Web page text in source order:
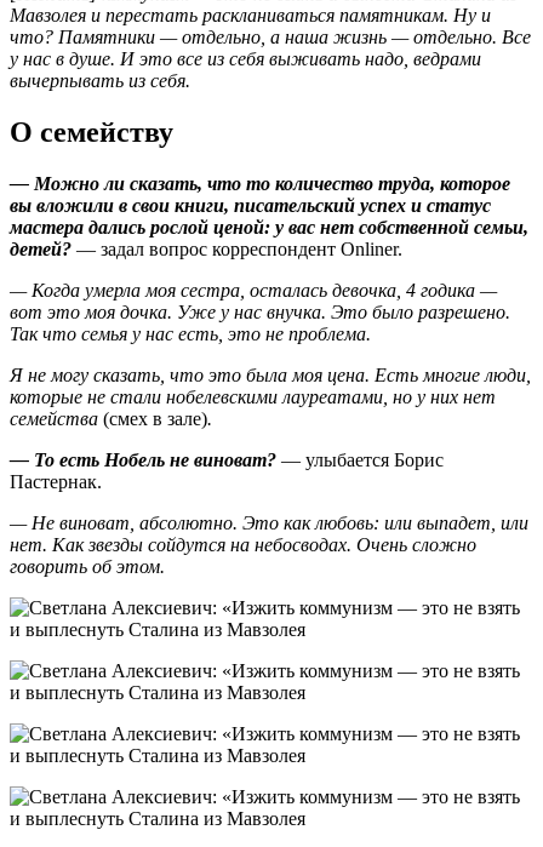
Мавзолея и перестать раскланиваться памятникам. Ну и
что? Памятники — отдельно, а наша жизнь — отдельно. Все
у нас в душе. И это все из себя выживать надо, ведрами
вычерпывать из себя.
О семейству
— Можно ли сказать, что то количество труда, которое
вы вложили в свои книги, писательский успех и статус
мастера дались рослой ценой: у вас нет собственной семьи,
детей? — задал вопрос корреспондент Onliner.
— Когда умерла моя сестра, осталась девочка, 4 годика —
вот это моя дочка. Уже у нас внучка. Это было разрешено.
Так что семья у нас есть, это не проблема.
Я не могу сказать, что это была моя цена. Есть многие люди,
которые не стали нобелевскими лауреатами, но у них нет
семейства (смех в зале).
— То есть Нобель не виноват? — улыбается Борис
Пастернак.
— Не виноват, абсолютно. Это как любовь: или выпадет, или
нет. Как звезды сойдутся на небосводах. Очень сложно
говорить об этом.